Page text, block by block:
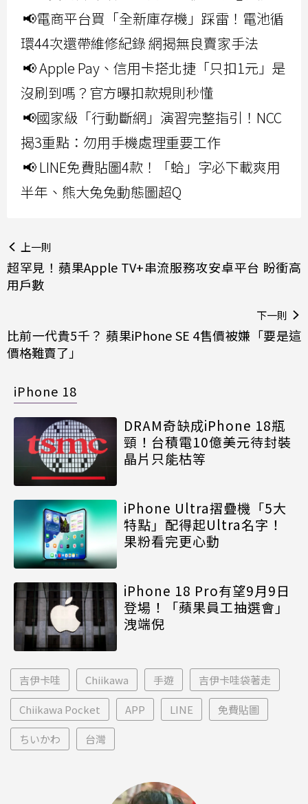
📢電商平台買「全新庫存機」踩雷！電池循
環44次還帶維修紀錄 網揭無良賣家手法
📢 Apple Pay、信用卡搭北捷「只扣1元」是
沒刷到嗎？官方曝扣款規則秒懂
📢國家級「行動斷網」演習完整指引！NCC
揭3重點：勿用手機處理重要工作
📢 LINE免費貼圖4款！「蛤」字必下載爽用
半年、熊大兔兔動態圖超Q
上一則
超罕見！蘋果Apple TV+串流服務攻安卓平台 盼衝高
用戶數
下一則
比前一代貴5千？ 蘋果iPhone SE 4售價被嫌「要是這
價格難賣了」
iPhone 18
DRAM奇缺成iPhone 18瓶
頸！台積電10億美元待封裝
晶片只能枯等
iPhone Ultra摺疊機「5大
特點」配得起Ultra名字！
果粉看完更心動
iPhone 18 Pro有望9月9日
登場！「蘋果員工抽選會」
洩端倪
吉伊卡哇 Chiikawa 手遊 吉伊卡哇袋著走
Chiikawa Pocket APP LINE 免費貼圖
ちいかわ 台灣